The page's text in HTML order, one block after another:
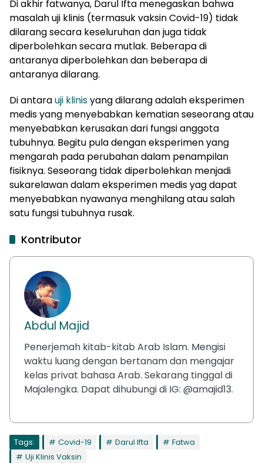
Di akhir fatwanya, Darul Ifta menegaskan bahwa
masalah uji klinis (termasuk vaksin Covid-19) tidak
dilarang secara keseluruhan dan juga tidak
diperbolehkan secara mutlak. Beberapa di
antaranya diperbolehkan dan beberapa di
antaranya dilarang.
Di antarauji klinisyang dilarang adalah eksperimen
medis yang menyebabkan kematian seseorang atau
menyebabkan kerusakan dari fungsi anggota
tubuhnya. Begitu pula dengan eksperimen yang
mengarah pada perubahan dalam penampilan
fisiknya. Seseorang tidak diperbolehkan menjadi
sukarelawan dalam eksperimen medis yag dapat
menyebabkan nyawanya menghilang atau salah
satu fungsi tubuhnya rusak.
Kontributor
Abdul Majid
Penerjemah kitab-kitab Arab Islam. Mengisi
waktu luang dengan bertanam dan mengajar
kelas privat bahasa Arab. Sekarang tinggal di
Majalengka. Dapat dihubungi di IG: @amajid13.
Tags: Covid-19 Darul Ifta
Fatwa
Uji Klinis Vaksin